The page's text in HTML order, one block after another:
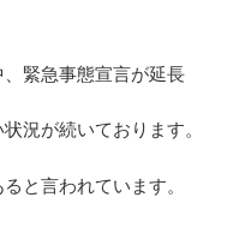
緊急事態宣言が延長
況が続いております。
と言われています。